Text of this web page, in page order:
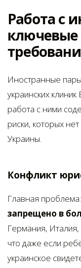
Работа с
ключевые
Иностранные
украинских
работа с ними
риски, которых
Украины.
Конфликт
Главная проблема:
запрещено в
Германия,
что даже если
украинское